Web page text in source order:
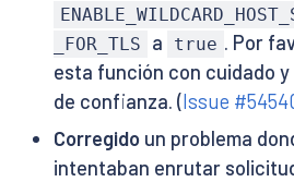
_FOR_TLS
a true . Por
esta función con cuidado
de confianza. (Issue
Corregidoun problema
intentaban enrutar